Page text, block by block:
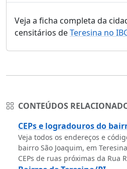
Veja a ficha completa da
censitários deTeresina no
CONTEÚDOS
CEPs e logradouros do
Veja todos os endereços e
bairro São Joaquim, em
CEPs de ruas próximas da Rua